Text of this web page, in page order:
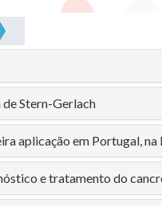
Stern-Gerlach
aplicação em Portugal, na
e tratamento do